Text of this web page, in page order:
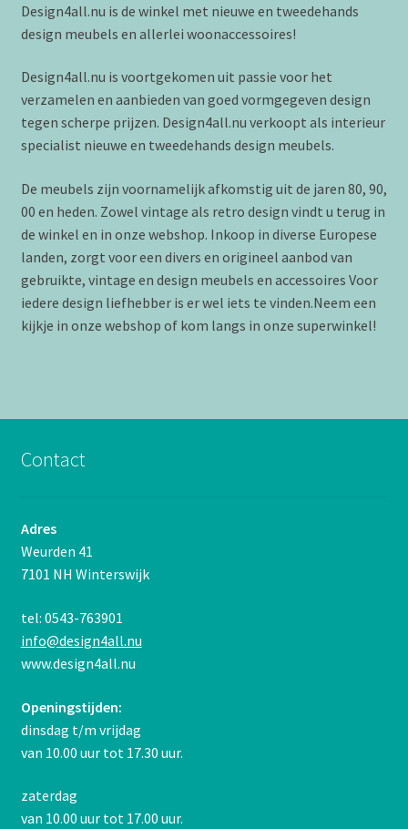
Design4all.nu is de winkel met nieuwe en tweedehands
design meubels en allerlei woonaccessoires!
Design4all.nu is voortgekomen uit passie voor het
verzamelen en aanbieden van goed vormgegeven design
tegen scherpe prijzen. Design4all.nu verkoopt als interieur
specialist nieuwe en tweedehands design meubels.
De meubels zijn voornamelijk afkomstig uit de jaren 80, 90,
00 en heden. Zowel vintage als retro design vindt u terug in
de winkel en in onze webshop. Inkoop in diverse Europese
landen, zorgt voor een divers en origineel aanbod van
gebruikte, vintage en design meubels en accessoires Voor
iedere design liefhebber is er wel iets te vinden.Neem een
kijkje in onze webshop of kom langs in onze superwinkel!
Contact
Adres
Weurden 41
7101 NH Winterswijk
tel: 0543-763901
info@design4all.nu
www.design4all.nu
Openingstijden:
dinsdag t/m vrijdag
van 10.00 uur tot 17.30 uur.
zaterdag
van 10.00 uur tot 17.00 uur.